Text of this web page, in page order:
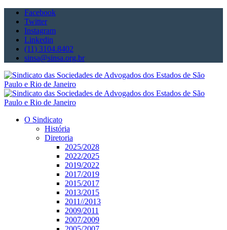
Facebook
Twitter
Instagram
Linkedin
(11) 3104.8402
sinsa@sinsa.org.br
O Sindicato
História
Diretoria
2025/2028
2022/2025
2019/2022
2017/2019
2015/2017
2013/2015
2011//2013
2009/2011
2007/2009